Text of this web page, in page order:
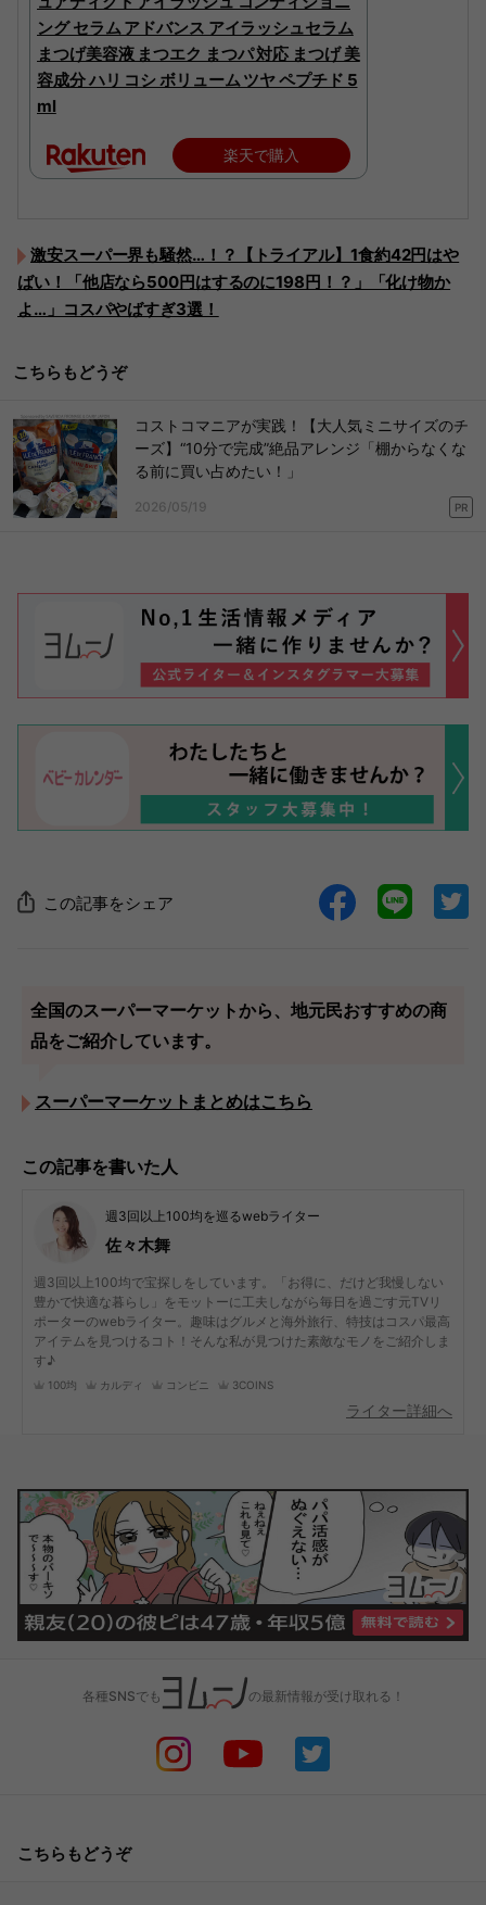
ング セラム アドバンス アイラッシュセラム
まつげ美容液 まつエク まつパ 対応 まつげ 美
容成分 ハリ コシ ボリューム ツヤ ペプチド 5
ml
楽天で購入
激安スーパー界も騒然…！？【トライアル】1食約42円はや
ばい！「他店なら500円はするのに198円！？」「化け物か
よ…」コスパやばすぎ3選！
こちらもどうぞ
コストコマニアが実践！【大人気ミニサイズのチ
ーズ】“10分で完成”絶品アレンジ「棚からなくな
る前に買い占めたい！」
2026/05/19 PR
この記事をシェア
全国のスーパーマーケットから、地元民おすすめの商
品をご紹介しています。
スーパーマーケットまとめはこちら
この記事を書いた人
週3回以上100均を巡るwebライター
佐々木舞
週3回以上100均で宝探しをしています。「お得に、だけど我慢しない
豊かで快適な暮らし」をモットーに工夫しながら毎日を過ごす元TVリ
ポーターのwebライター。趣味はグルメと海外旅行、特技はコスパ最高
アイテムを見つけるコト！そんな私が見つけた素敵なモノをご紹介しま
す♪
100均 カルディ コンビニ 3COINS
ライター詳細へ
各種SNSでも の最新情報が受け取れる！
こちらもどうぞ